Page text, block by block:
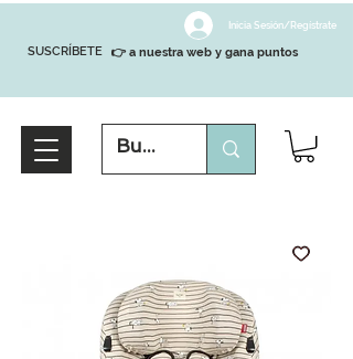
SUSCRÍBETE
Inicia Sesión/Regístrate
👉 a nuestra web y gana puntos